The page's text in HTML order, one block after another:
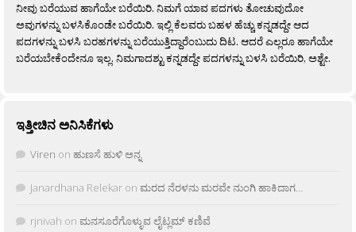
ನೀವು ಬರೆಯುವ ಹಾಗೆಯೇ ಬರೆಯಿರಿ. ನಿಮಗೆ ಯಾವ ಪದಗಳು ತೋಚುವುದೋ
ಅವುಗಳನ್ನು ಬಳಸಿಕೊಂಡೇ ಬರೆಯಿರಿ. ಇಲ್ಲಿ ಕೆಲವರು ಬಹಳ ಹೆಚ್ಚು ಕನ್ನಡದ್ದೇ ಆದ
ಪದಗಳನ್ನು ಬಳಸಿ ಬರಹಗಳನ್ನು ಬರೆಯುತ್ತಿದ್ದಾರೆಂಬುದು ದಿಟ. ಆದರೆ ಎಲ್ಲರೂ ಹಾಗೆಯೇ
ಬರೆಯಬೇಕೆಂದೇನೂ ಇಲ್ಲ. ನಿಮಗಾದಶ್ಟು ಕನ್ನಡದ್ದೇ ಪದಗಳನ್ನು ಬಳಸಿ ಬರೆಯಿರಿ, ಅಶ್ಟೇ.
ಇತ್ತೀಚಿನ ಅನಿಸಿಕೆಗಳು
Viren on ಹುಣಸೆ ಹುಳಿ ಅನ್ನ
Janardhana Relekar on ಮರದ ನೆರಳನು ಮರವೇ ನುಂಗಿ ಹಾಕಿದಾಗ…
rjnivah on ಮನಸೂರೆಗೊಳ್ಳುವ ಲೈಟ್ಲಮ್ ಕಣಿವೆ